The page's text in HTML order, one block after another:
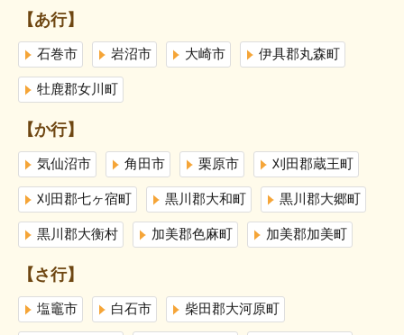
【あ行】
石巻市 岩沼市 大崎市 伊具郡丸森町
牡鹿郡女川町
【か行】
気仙沼市 角田市 栗原市 刈田郡蔵王町
刈田郡七ヶ宿町 黒川郡大和町 黒川郡大郷町
黒川郡大衡村 加美郡色麻町 加美郡加美町
【さ行】
塩竈市 白石市 柴田郡大河原町